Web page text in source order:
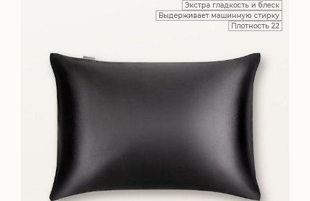
Экстра гладкость и блеск
Выдерживает машинную стирку
Плотность 22